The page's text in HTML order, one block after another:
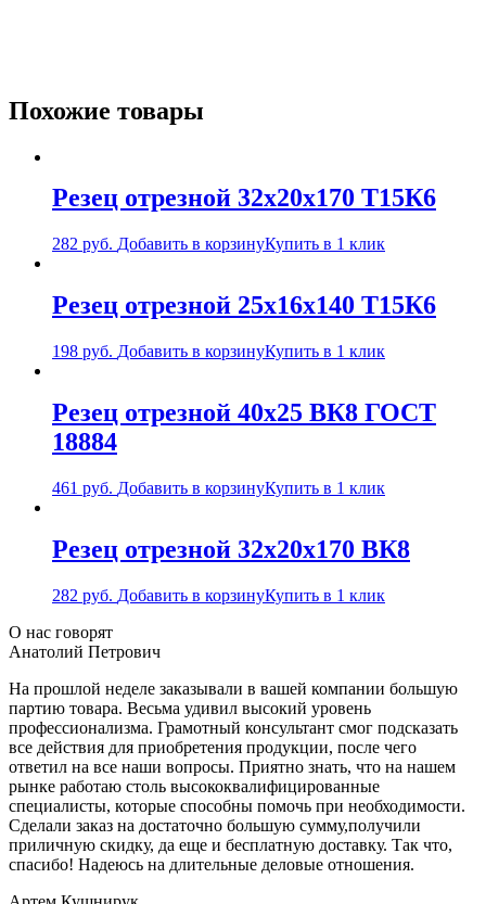
Похожие товары
Резец отрезной 32х20х170 Т15К6
282 руб. Добавить в корзинуКупить в 1 клик
Резец отрезной 25х16х140 Т15К6
198 руб. Добавить в корзинуКупить в 1 клик
Резец отрезной 40х25 ВК8 ГОСТ
18884
461 руб. Добавить в корзинуКупить в 1 клик
Резец отрезной 32х20х170 ВК8
282 руб. Добавить в корзинуКупить в 1 клик
О нас говорят
Анатолий Петрович
На прошлой неделе заказывали в вашей компании большую
партию товара. Весьма удивил высокий уровень
профессионализма. Грамотный консультант смог подсказать
все действия для приобретения продукции, после чего
ответил на все наши вопросы. Приятно знать, что на нашем
рынке работаю столь высококвалифицированные
специалисты, которые способны помочь при необходимости.
Сделали заказ на достаточно большую сумму,получили
приличную скидку, да еще и бесплатную доставку. Так что,
спасибо! Надеюсь на длительные деловые отношения.